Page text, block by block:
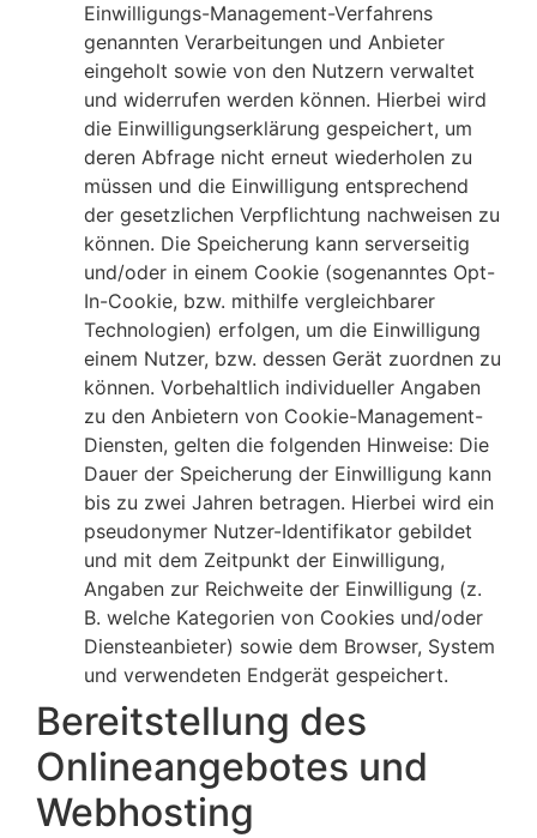
Einwilligungs-Management-Verfahrens
genannten Verarbeitungen und Anbieter
eingeholt sowie von den Nutzern verwaltet
und widerrufen werden können. Hierbei wird
die Einwilligungserklärung gespeichert, um
deren Abfrage nicht erneut wiederholen zu
müssen und die Einwilligung entsprechend
der gesetzlichen Verpflichtung nachweisen zu
können. Die Speicherung kann serverseitig
und/oder in einem Cookie (sogenanntes Opt-
In-Cookie, bzw. mithilfe vergleichbarer
Technologien) erfolgen, um die Einwilligung
einem Nutzer, bzw. dessen Gerät zuordnen zu
können. Vorbehaltlich individueller Angaben
zu den Anbietern von Cookie-Management-
Diensten, gelten die folgenden Hinweise: Die
Dauer der Speicherung der Einwilligung kann
bis zu zwei Jahren betragen. Hierbei wird ein
pseudonymer Nutzer-Identifikator gebildet
und mit dem Zeitpunkt der Einwilligung,
Angaben zur Reichweite der Einwilligung (z.
B. welche Kategorien von Cookies und/oder
Diensteanbieter) sowie dem Browser, System
und verwendeten Endgerät gespeichert.
Bereitstellung des
Onlineangebotes und
Webhosting